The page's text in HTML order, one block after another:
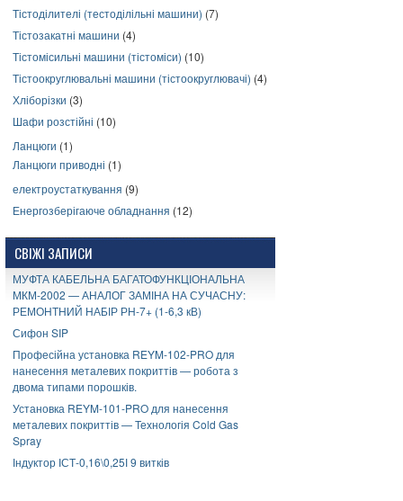
Тістоділителі (тестоділільні машини) (7)
Тістозакатні машини (4)
Тістомісильні машини (тістоміси) (10)
Тістоокруглювальні машини (тістоокруглювачі) (4)
Хліборізки (3)
Шафи розстійні (10)
Ланцюги (1)
Ланцюги приводні (1)
електроустаткування (9)
Енергозберігаюче обладнання (12)
СВІЖІ ЗАПИСИ
МУФТА КАБЕЛЬНА БАГАТОФУНКЦІОНАЛЬНА
МКМ-2002 — АНАЛОГ ЗАМІНА НА СУЧАСНУ:
РЕМОНТНИЙ НАБІР РН-7+ (1-6,3 кВ)
Сифон SIP
Професійна установка REYM-102-PRO для
нанесення металевих покриттів — робота з
двома типами порошків.
Установка REYM-101-PRO для нанесення
металевих покриттів — Технологія Cold Gas
Spray
Індуктор ІСТ-0,16\0,25І 9 витків